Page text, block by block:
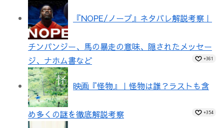
『NOPE/ノープ』ネタバレ解説考察｜
チンパンジー、馬の暴走の意味、隠されたメッセー
ジ、ナホム書など
+361
映画『怪物』｜怪物は誰？ラストも含
め多くの謎を徹底解説考察 +354